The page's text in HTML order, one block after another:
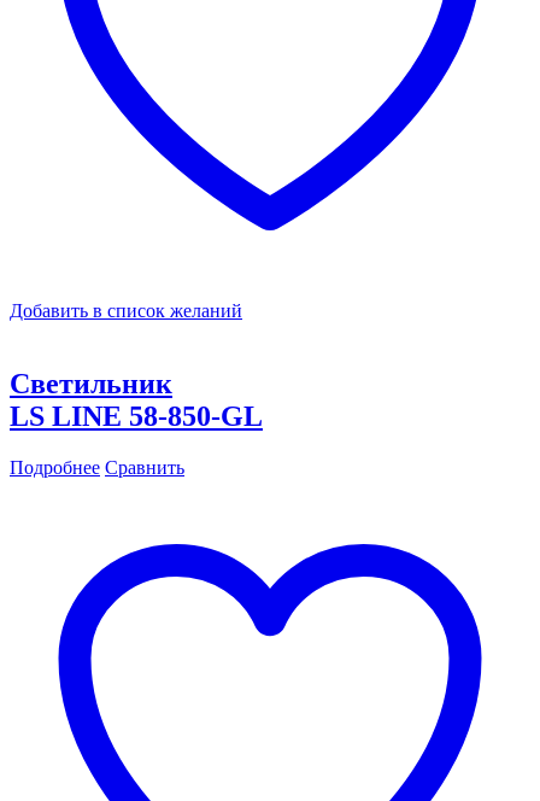
Добавить в список желаний
Светильник
LS LINE 58-850-GL
Подробнее Сравнить